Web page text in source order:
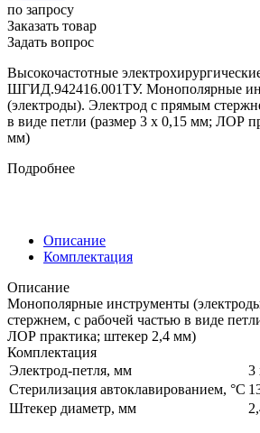
по запросу
Заказать товар
Задать вопрос
Высокочастотные
ШГИД.942416.001ТУ. Монополярные
(электроды). Электрод c прямым
в виде петли (размер 3 х 0,15 мм; ЛОР
мм)
Подробнее
Описание
Комплектация
Описание
Монополярные инструменты
стержнем, c рабочей частью в виде
ЛОР практика; штекер 2,4 мм)
Комплектация
Электрод-петля, мм
3
Стерилизация автоклавированием, °С
Штекер диаметр, мм